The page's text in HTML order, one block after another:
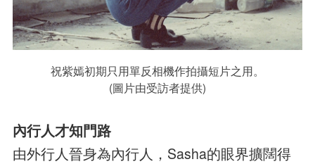
祝紫嫣初期只用單反相機作拍攝短片之用。
(圖片由受訪者提供)
內行人才知門路
由外行人晉身為內行人，Sasha的眼界擴闊得